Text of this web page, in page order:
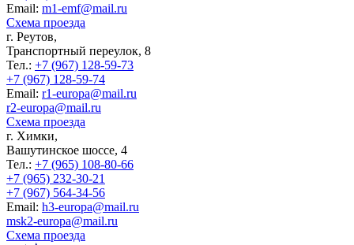
Еmail: m1-emf@mail.ru
Схема проезда
г. Реутов,
Транспортный переулок, 8
Тел.: +7 (967) 128-59-73
+7 (967) 128-59-74
Еmail: r1-europa@mail.ru
r2-europa@mail.ru
Схема проезда
г. Химки,
Вашутинское шоссе, 4
Тел.: +7 (965) 108-80-66
+7 (965) 232-30-21
+7 (967) 564-34-56
Еmail: h3-europa@mail.ru
msk2-europa@mail.ru
Схема проезда